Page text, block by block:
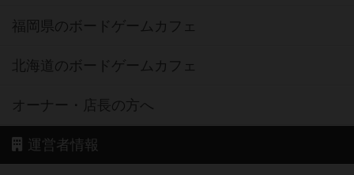
福岡県のボードゲームカフェ
北海道のボードゲームカフェ
オーナー・店長の方へ
運営者情報